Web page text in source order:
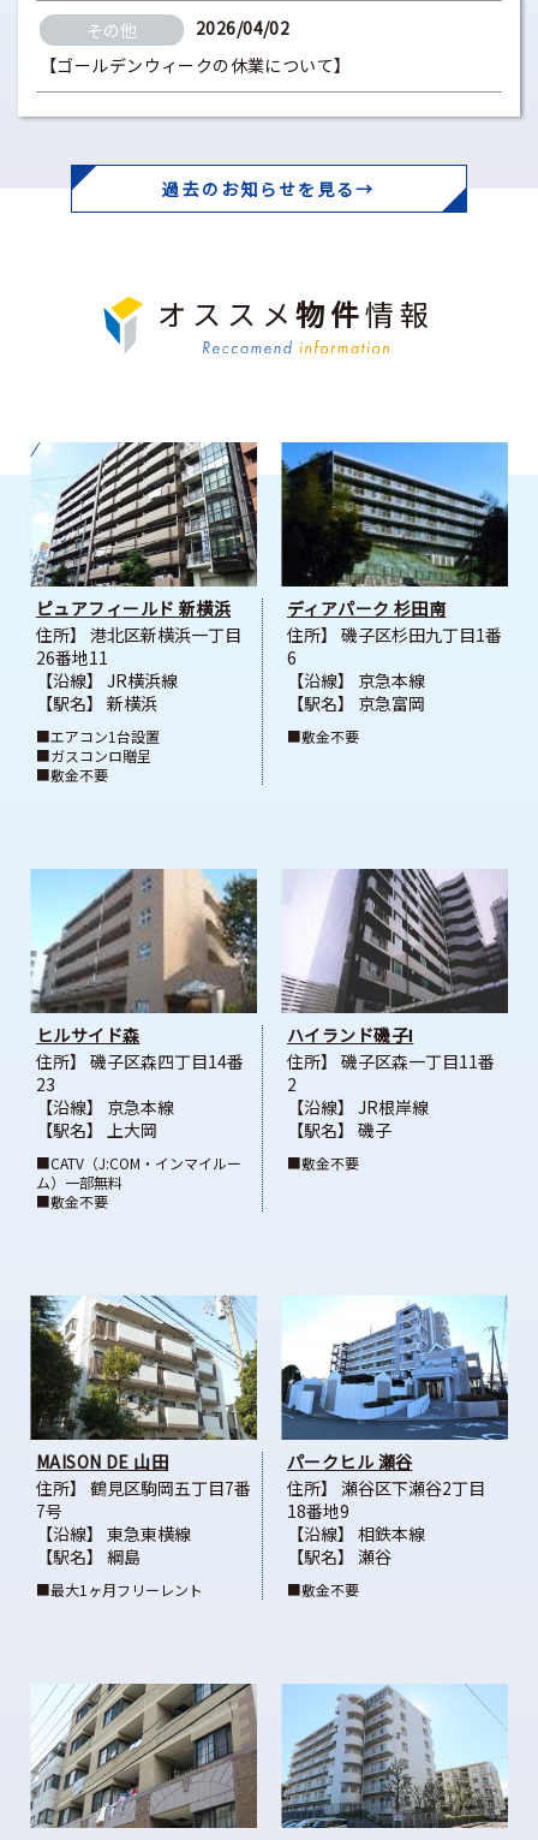
その他
2026/04/02
【ゴールデンウィークの休業について】
過去のお知らせを見る→
オススメ物件情報
ピュアフィールド 新横浜
住所】 港北区新横浜一丁目
26番地11
【沿線】 JR横浜線
【駅名】 新横浜
■エアコン1台設置
■ガスコンロ贈呈
■敷金不要
ディアパーク 杉田南
住所】 磯子区杉田九丁目1番
6
【沿線】 京急本線
【駅名】 京急富岡
■敷金不要
ヒルサイド森
住所】 磯子区森四丁目14番
23
【沿線】 京急本線
【駅名】 上大岡
■CATV（J:COM・インマイルー
ム）一部無料
■敷金不要
ハイランド磯子Ⅰ
住所】 磯子区森一丁目11番
2
【沿線】 JR根岸線
【駅名】 磯子
■敷金不要
MAISON DE 山田
住所】 鶴見区駒岡五丁目7番
7号
【沿線】 東急東横線
【駅名】 綱島
■最大1ヶ月フリーレント
パークヒル 瀬谷
住所】 瀬谷区下瀬谷2丁目
18番地9
【沿線】 相鉄本線
【駅名】 瀬谷
■敷金不要